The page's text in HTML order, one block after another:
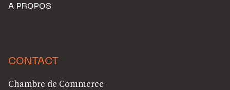
A PROPOS
CONTACT
Chambre de Commerce